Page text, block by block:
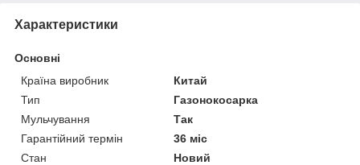
Характеристики
Основні
Країна виробник
Китай
Тип
Газонокосарка
Мульчування
Так
Гарантійний термін
36 міс
Стан
Новий